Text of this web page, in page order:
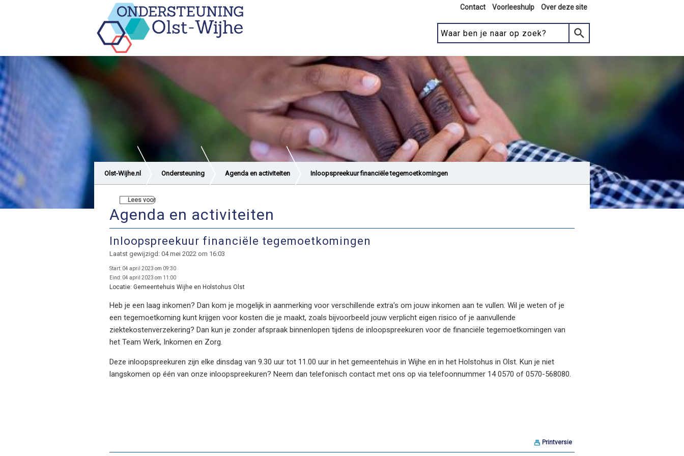
Contact Voorleeshulp Over deze site
Olst-Wijhe.nl Ondersteuning Agenda en activiteiten Inloopspreekuur financiële tegemoetkomingen
Lees voor
Agenda en activiteiten
Inloopspreekuur financiële tegemoetkomingen
Laatst gewijzigd: 04 mei 2022 om 16:03
Start: 04 april 2023 om 09:30
Eind: 04 april 2023 om 11:00
Locatie: Gemeentehuis Wijhe en Holstohus Olst
Heb je een laag inkomen? Dan kom je mogelijk in aanmerking voor verschillende extra's om jouw inkomen aan te vullen. Wil je weten of je
een tegemoetkoming kunt krijgen voor kosten die je maakt, zoals bijvoorbeeld jouw verplicht eigen risico of je aanvullende
ziektekostenverzekering? Dan kun je zonder afspraak binnenlopen tijdens de inloopspreekuren voor de financiële tegemoetkomingen van
het Team Werk, Inkomen en Zorg.
Deze inloopspreekuren zijn elke dinsdag van 9.30 uur tot 11.00 uur in het gemeentehuis in Wijhe en in het Holstohus in Olst. Kun je niet
langskomen op één van onze inloopspreekuren? Neem dan telefonisch contact met ons op via telefoonnummer 14 0570 of 0570-568080.
Printversie